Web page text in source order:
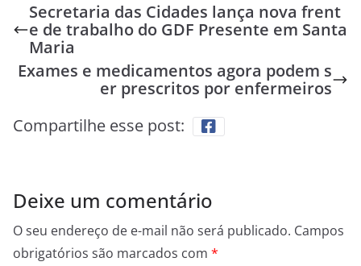
Secretaria das Cidades lança nova frent
e de trabalho do GDF Presente em Santa
Maria
Exames e medicamentos agora podem s
er prescritos por enfermeiros
Compartilhe esse post:
Deixe um comentário
O seu endereço de e-mail não será publicado. Campos
obrigatórios são marcados com *